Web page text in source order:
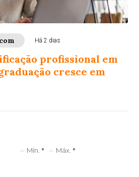
Há 2 dias
profissional em
cresce em
Mín. ° Máx. °